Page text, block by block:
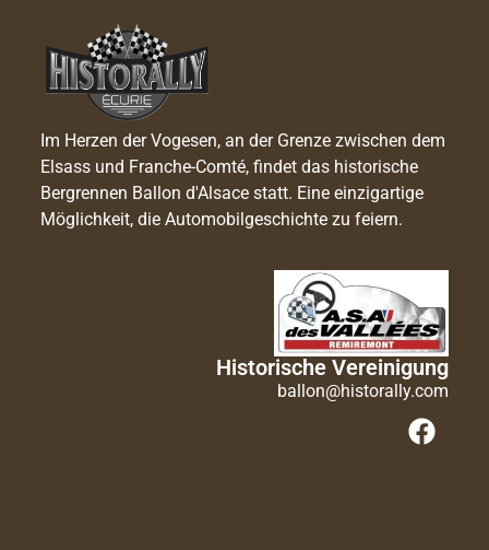
Im Herzen der Vogesen, an der Grenze zwischen dem
Elsass und Franche-Comté, findet das historische
Bergrennen Ballon d'Alsace statt. Eine einzigartige
Möglichkeit, die Automobilgeschichte zu feiern.
Historische Vereinigung
ballon@historally.com